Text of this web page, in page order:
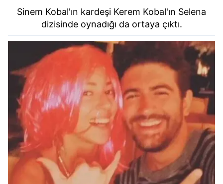
Sinem Kobal'ın kardeşi Kerem Kobal'ın Selena
dizisinde oynadığı da ortaya çıktı.